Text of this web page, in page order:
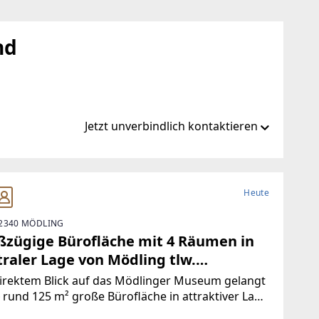
Jetzt unverbindlich kontaktieren
Heute
MÖDLING
Bürofläche mit 4 Räumen in
Lage von Mödling tlw.
Blick auf das Mödlinger Museum gelangt
rund 125 m² große Bürofläche in attraktiver Lage